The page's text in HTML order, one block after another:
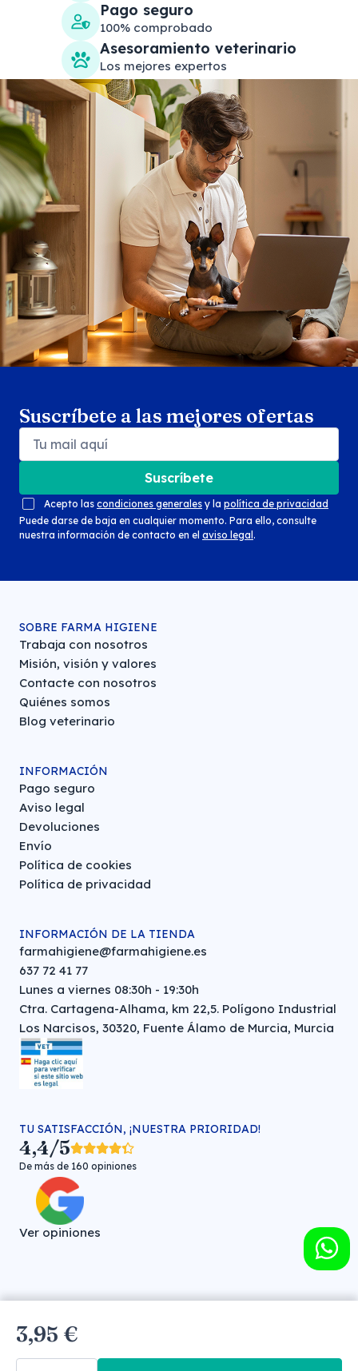
3,95 €
Pago seguro
100% comprobado
Asesoramiento veterinario
Los mejores expertos
Suscríbete a las mejores ofertas
Suscríbete
Acepto las condiciones generales y la política de privacidad
Puede darse de baja en cualquier momento. Para ello, consulte
nuestra información de contacto en el aviso legal .
Search products
SOBRE FARMA HIGIENE
Trabaja con nosotros
Misión, visión y valores
Contacte con nosotros
Quiénes somos
Blog veterinario
INFORMACIÓN
Pago seguro
Aviso legal
Devoluciones
Envío
Política de cookies
Política de privacidad
INFORMACIÓN DE LA TIENDA
farmahigiene@farmahigiene.es
637 72 41 77
Lunes a viernes 08:30h - 19:30h
Ctra. Cartagena-Alhama, km 22,5. Polígono Industrial
Los Narcisos, 30320, Fuente Álamo de Murcia, Murcia
TU SATISFACCIÓN, ¡NUESTRA PRIORIDAD!
4,4/5
De más de 160 opiniones
Ver opiniones
30706451)